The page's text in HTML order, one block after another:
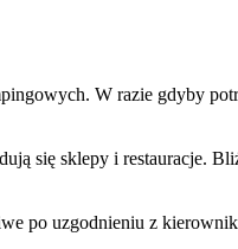
W razie gdyby
się sklepy i restauracje.
po uzgodnieniu z